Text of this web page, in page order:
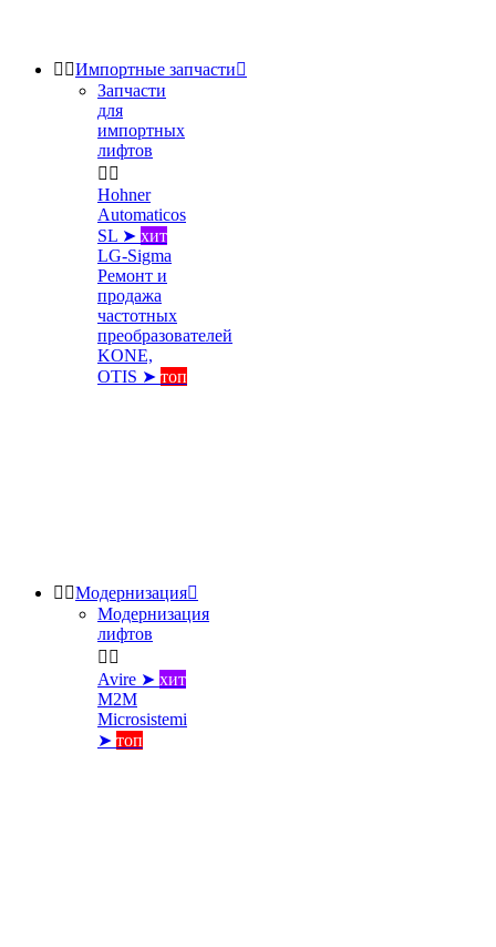
 Импортные запчасти
Запчасти
для
импортных
лифтов
 
Hohner
Automaticos
SL ➤ хит
LG-Sigma
Ремонт и
продажа
частотных
преобразователей
KONE,
OTIS ➤ топ
 Модернизация
Модернизация
лифтов
 
Avire ➤ хит
M2M
Microsistemi
➤ топ